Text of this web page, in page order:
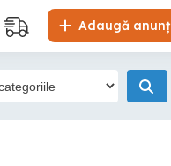
Adaugă anunț